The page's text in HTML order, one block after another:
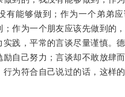
有能够做到；作为一个弟弟应
；作为一个朋友应该先做到的
践，平常的言谈尽量谨慎。
励自己努力；言谈却不敢放肆
为符合自己说过的话，这样